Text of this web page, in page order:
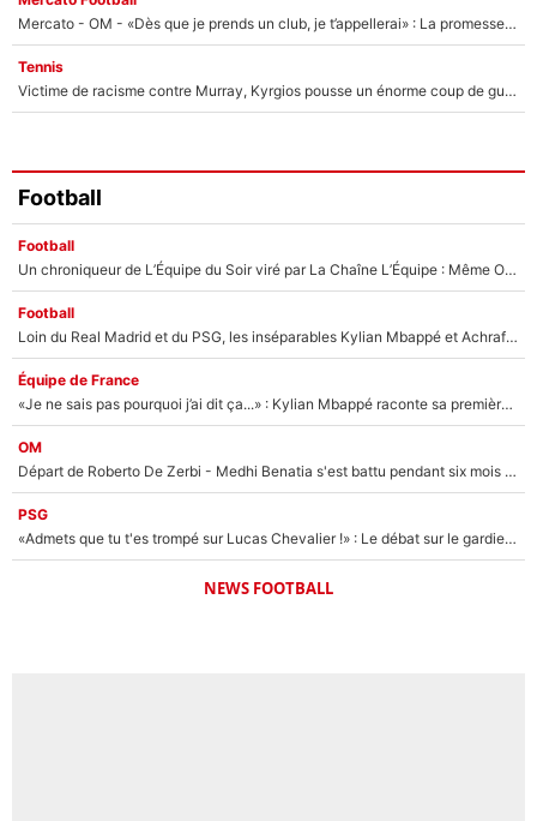
Mercato - OM - «Dès que je prends un club, je t’appellerai» : La promesse de Marcelino au moment de claquer la porte
Tennis
Victime de racisme contre Murray, Kyrgios pousse un énorme coup de gueule !
Football
Football
Un chroniqueur de L’Équipe du Soir viré par La Chaîne L’Équipe : Même Olivier Ménard n’avait pas pu empêcher son départ, «je l’ai appris sur Twitter, je l’ai vécu assez mal»
Football
Loin du Real Madrid et du PSG, les inséparables Kylian Mbappé et Achraf Hakimi changent d'équipe le temps d'une journée !
Équipe de France
«Je ne sais pas pourquoi j’ai dit ça...» : Kylian Mbappé raconte sa première rencontre avec Zinédine Zidane (et c’est très drôle)
OM
Départ de Roberto De Zerbi - Medhi Benatia s'est battu pendant six mois pour le retenir à l'OM, le PSG a été le naufrage de trop : «Je pars avec toi»
PSG
«Admets que tu t'es trompé sur Lucas Chevalier !» : Le débat sur le gardien du PSG vire au clash à l'After Foot
NEWS FOOTBALL